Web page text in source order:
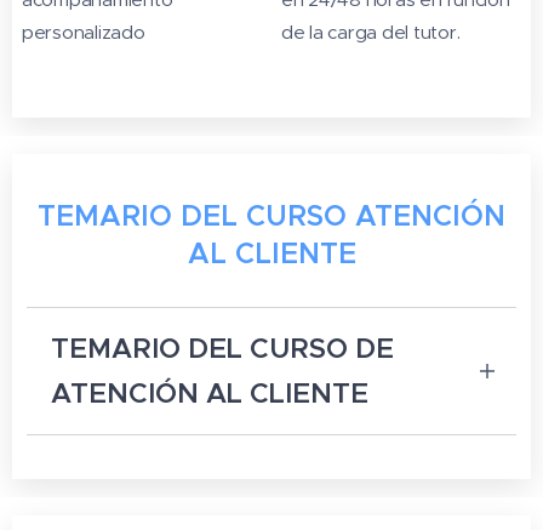
personalizado
de la carga del tutor.
TEMARIO DEL CURSO ATENCIÓN
AL CLIENTE
TEMARIO DEL CURSO DE
ATENCIÓN AL CLIENTE